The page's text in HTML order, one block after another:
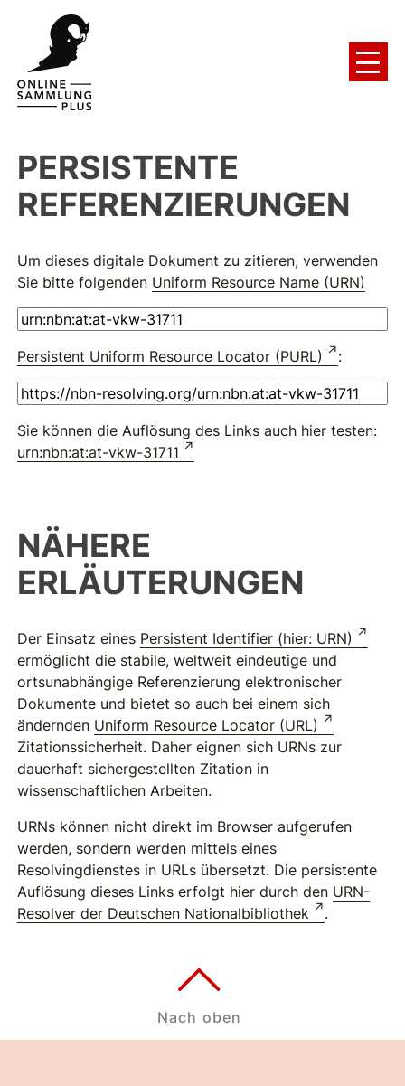
PERSISTENTE
REFERENZIERUNGEN
Um dieses digitale Dokument zu zitieren, verwenden
Sie bitte folgenden Uniform Resource Name (URN)
Persistent Uniform Resource Locator (PURL) :
Sie können die Auflösung des Links auch hier testen:
urn:nbn:at:at-vkw-31711
NÄHERE
ERLÄUTERUNGEN
Der Einsatz eines Persistent Identifier (hier: URN)
ermöglicht die stabile, weltweit eindeutige und
ortsunabhängige Referenzierung elektronischer
Dokumente und bietet so auch bei einem sich
ändernden Uniform Resource Locator (URL)
Zitationssicherheit. Daher eignen sich URNs zur
dauerhaft sichergestellten Zitation in
wissenschaftlichen Arbeiten.
URNs können nicht direkt im Browser aufgerufen
werden, sondern werden mittels eines
Resolvingdienstes in URLs übersetzt. Die persistente
Auflösung dieses Links erfolgt hier durch den URN-
Resolver der Deutschen Nationalbibliothek
.
Nach oben